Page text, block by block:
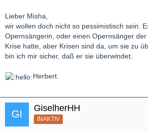
Lieber Misha,
wir wollen doch nicht so pessimistisch sein.
Opernsängerin, oder einen Opernsänger
Krise hatte, aber Krisen sind da, um sie zu
bin ich mir sicher, daß er sie überwindet.
Herbert.
GiselherHH
INAKTIV